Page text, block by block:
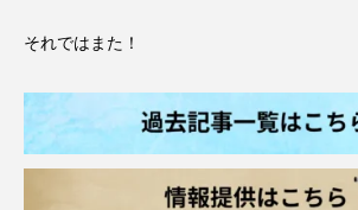
それではまた！